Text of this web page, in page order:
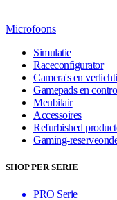
Microfoons
Simulatie
Raceconfigurator
Camera's en
Gamepads en
Meubilair
Accessoires
Refurbished
Gaming-
SHOP PER SERIE
PRO Serie